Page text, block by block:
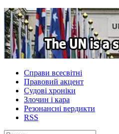
Справи всесвітні
Правовий акцент
Судові хроніки
Злочин і кара
Резонансні вердикти
RSS